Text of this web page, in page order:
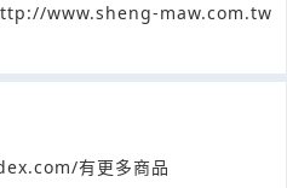
官網 http://www.sheng-maw.com.tw
有更多商品